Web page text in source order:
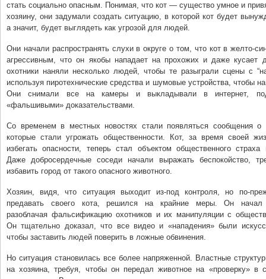
стать социально опасным. Понимая, что кот — существо умное и
хозяину, они задумали создать ситуацию, в которой кот будет
а значит, будет выглядеть как угрозой для людей.
Они начали распространять слухи в округе о том, что кот в желто-
агрессивным, что он якобы нападает на прохожих и даже кусает
охотники наняли несколько людей, чтобы те разыграли сцены с
используя пиротехнические средства и шумовые устройства, чтобы
Они снимали все на камеры и выкладывали в интернет,
«фальшивыми» доказательствами.
Со временем в местных новостях стали появляться сообщения о
которые стали угрожать общественности. Кот, за время своей
избегать опасности, теперь стал объектом общественного страха
Даже добросердечные соседи начали выражать беспокойство,
избавить город от такого опасного животного.
Хозяин, видя, что ситуация выходит из-под контроля, но по-
предавать своего кота, решился на крайние меры. Он начал
разоблачая фальсификацию охотников и их манипуляции с
Он тщательно доказал, что все видео и «нападения» были
чтобы заставить людей поверить в ложные обвинения.
Но ситуация становилась все более напряженной. Властные
на хозяина, требуя, чтобы он передал животное на «проверку» в